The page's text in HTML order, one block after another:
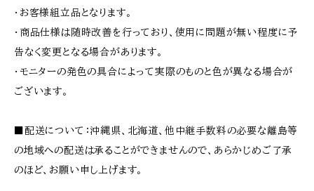
・お客様組立品となります。
・商品仕様は随時改善を行っており、使用に問題が無い程度に予
告なく変更となる場合があります。
・モニターの発色の具合によって実際のものと色が異なる場合が
ございます。
■配送について：沖縄県、北海道、他中継手数料の必要な離島等
の地域への配送は承ることができませんので、あらかじめご了承
のほど、お願い申し上げます。